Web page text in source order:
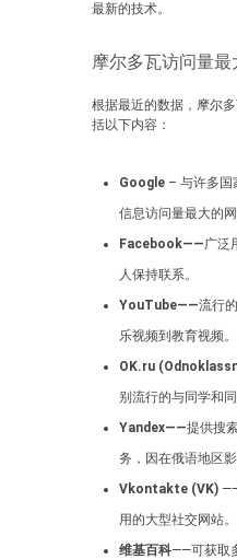
最新的技术。
摩尔多瓦访问量最
根据最近的数据，摩尔
括以下内容：
Google – 与许多国
信息访问量最大的网
Facebook——广泛
人保持联系。
YouTube——流行
乐视频到教育视频。
OK.ru
别流行的与同学和
Yandex——提供搜
务，因在俄语地区
Vkontakte (VK)
用的大型社交网站。
维基百科——可获取